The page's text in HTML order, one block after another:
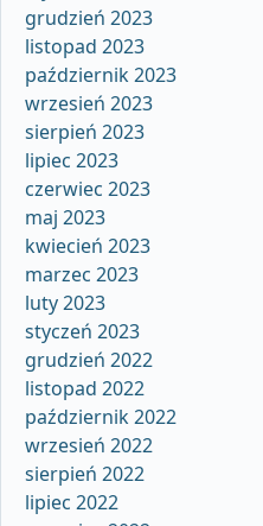
grudzień 2023
listopad 2023
październik 2023
wrzesień 2023
sierpień 2023
lipiec 2023
czerwiec 2023
maj 2023
kwiecień 2023
marzec 2023
luty 2023
styczeń 2023
grudzień 2022
listopad 2022
październik 2022
wrzesień 2022
sierpień 2022
lipiec 2022